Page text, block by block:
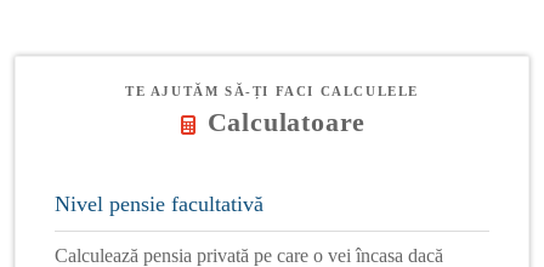
TE AJUTĂM SĂ-ȚI FACI CALCULELE
Calculatoare
Nivel pensie facultativă
Calculează pensia privată pe care o vei încasa dacă